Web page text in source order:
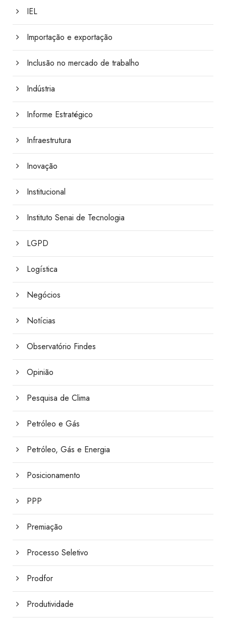
IEL
Importação e exportação
Inclusão no mercado de trabalho
Indústria
Informe Estratégico
Infraestrutura
Inovação
Institucional
Instituto Senai de Tecnologia
LGPD
Logística
Negócios
Notícias
Observatório Findes
Opinião
Pesquisa de Clima
Petróleo e Gás
Petróleo, Gás e Energia
Posicionamento
PPP
Premiação
Processo Seletivo
Prodfor
Produtividade